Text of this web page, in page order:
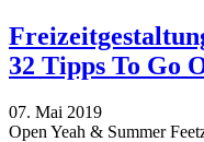
32 Tipps To Go
07. Mai 2019
Open Yeah & Summer